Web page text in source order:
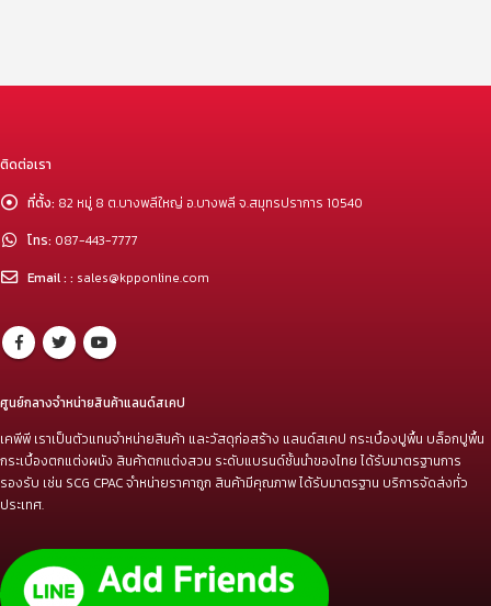
ติดต่อเรา
ที่ตั้ง: 82 หมู่ 8 ต.บางพลีใหญ่ อ.บางพลี จ.สมุทรปราการ 10540
โทร: 087-443-7777
Email : : sales@kpponline.com
ศูนย์กลางจำหน่ายสินค้าแลนด์สเคป
เคพีพี เราเป็นตัวแทนจำหน่ายสินค้า และวัสดุก่อสร้าง แลนด์สเคป กระเบื้องปูพื้น บล็อกปูพื้น
กระเบื้องตกแต่งผนัง สินค้าตกแต่งสวน ระดับแบรนด์ชั้นนำของไทย ได้รับมาตรฐานการ
รองรับ เช่น SCG CPAC จำหน่ายราคาถูก สินค้ามีคุณภาพ ได้รับมาตรฐาน บริการจัดส่งทั่ว
ประเทศ.